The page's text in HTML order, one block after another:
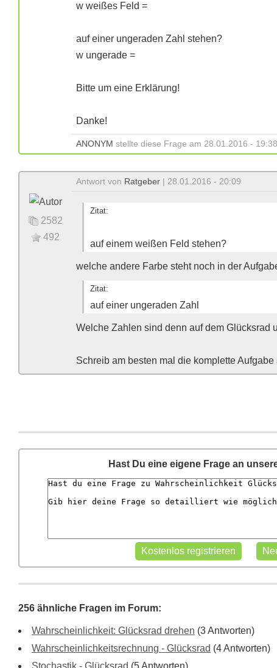
w weißes Feld =
auf einer ungeraden Zahl stehen?
w ungerade =
Bitte um eine Erklärung!
Danke!
ANONYM stellte diese Frage am 28.01.2016 - 19:38
2582
492
Antwort von Ratgeber | 28.01.2016 - 20:09
Zitat:
auf einem weißen Feld stehen?
welche andere Farbe steht noch in der
Zitat:
auf einer ungeraden Zahl
Welche Zahlen sind denn auf dem Glücksrad
Schreib am besten mal die komplette Aufgabe
Hast Du eine eigene Frage an
256 ähnliche Fragen im Forum:
Wahrscheinlichkeit: Glücksrad drehen (3 Antworten)
Wahrscheinlichkeitsrechnung - Glücksrad (4 Antworten)
Stochastik - Glücksrad (5 Antworten)